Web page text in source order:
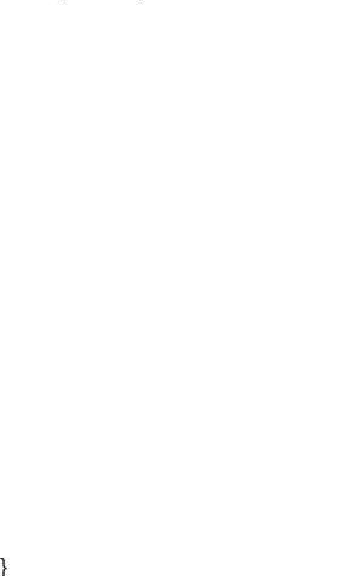
}